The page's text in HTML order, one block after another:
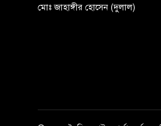
মোঃ জাহাঙ্গীর হোসেন (দুলাল)